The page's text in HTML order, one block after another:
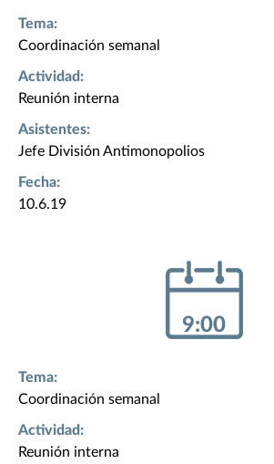
Tema:
Coordinación semanal
Actividad:
Reunión interna
Asistentes:
Jefe División Antimonopolios
Fecha:
10.6.19
9:00
Tema:
Coordinación semanal
Actividad:
Reunión interna